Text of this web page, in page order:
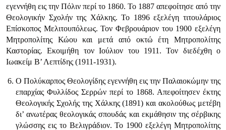
εγεννήθη εις την Πόλιν περί το 1860. Το 1887 απεφοίτησε από την
Θεολογικήν Σχολήν της Χάλκης. Το 1896 εξελέγη τιτουλάριος
Επίσκοπος Μελιτουπόλεως. Τον Φεβρουάριον του 1900 εξελέγη
Μητροπολίτης Κώου και μετά από οκτώ έτη Μητροπολίτης
Καστορίας. Εκοιμήθη τον Ιούλιον του 1911. Τον διεδέχθη ο
Ιωακείμ Β’ Λεπτίδης (1911-1931).
Ο Πολύκαρπος Θεολογίδης εγεννήθη εις την Παλαιοκώμην της
επαρχίας Φυλλίδος Σερρών περί το 1868. Απεφοίτησεν έκτης
Θεολογικής Σχολής της Χάλκης (1891) και ακολούθως μετέβη
δι’ ανωτέρας θεολογικάς σπουδάς και εκμάθησιν της σέρβικης
γλώσσης εις το Βελιγράδιον. Το 1900 εξελέγη Μητροπολίτης